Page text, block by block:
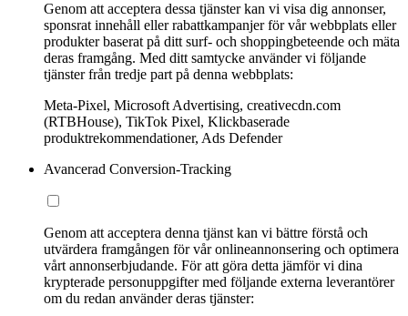
Genom att acceptera dessa tjänster kan vi visa dig annonser,
sponsrat innehåll eller rabattkampanjer för vår webbplats eller
produkter baserat på ditt surf- och shoppingbeteende och mäta
deras framgång. Med ditt samtycke använder vi följande
tjänster från tredje part på denna webbplats:
Meta-Pixel, Microsoft Advertising, creativecdn.com
(RTBHouse), TikTok Pixel, Klickbaserade
produktrekommendationer, Ads Defender
Avancerad Conversion-Tracking
Genom att acceptera denna tjänst kan vi bättre förstå och
utvärdera framgången för vår onlineannonsering och optimera
vårt annonserbjudande. För att göra detta jämför vi dina
krypterade personuppgifter med följande externa leverantörer
om du redan använder deras tjänster: